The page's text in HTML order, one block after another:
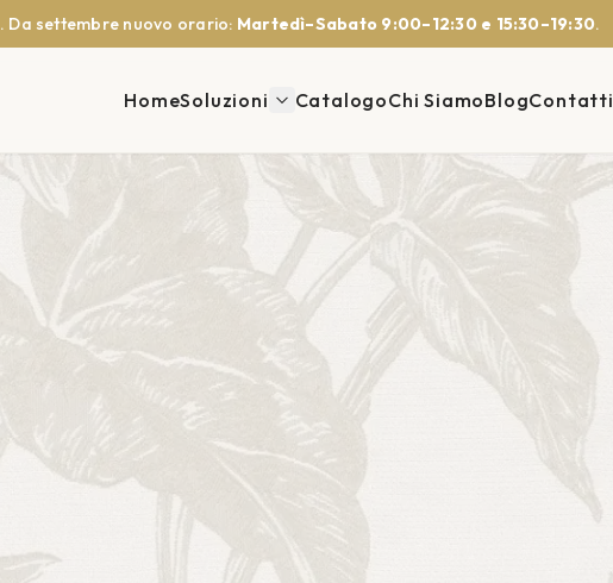
. Da settembre nuovo orario: Martedì–Sabato 9:00–12:30 e 15:30–19:30.
HomeSoluzioni CatalogoChi SiamoBlogContatti